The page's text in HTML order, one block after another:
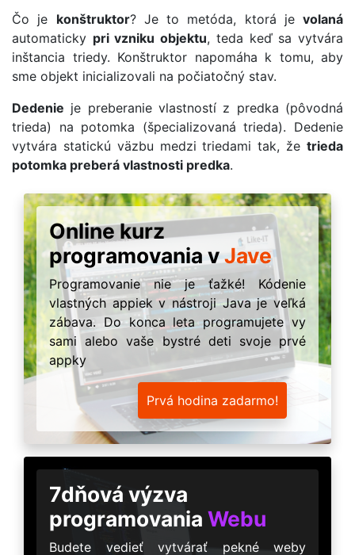
Čo je konštruktor? Je to metóda, ktorá je volaná
automaticky pri vzniku objektu, teda keď sa vytvára
inštancia triedy. Konštruktor napomáha k tomu, aby
sme objekt inicializovali na počiatočný stav.
Dedenie je preberanie vlastností z predka (pôvodná
trieda) na potomka (špecializovaná trieda). Dedenie
vytvára statickú väzbu medzi triedami tak, že trieda
potomka preberá vlastnosti predka.
Online kurz
programovania vJave
Programovanie nie je ťažké! Kódenie
vlastných appiek v nástroji Java je veľká
zábava. Do konca leta programujete vy
sami alebo vaše bystré deti svoje prvé
appky
Prvá hodina zadarmo!
7dňová výzva
programovania Webu
Budete vedieť vytvárať pekné weby